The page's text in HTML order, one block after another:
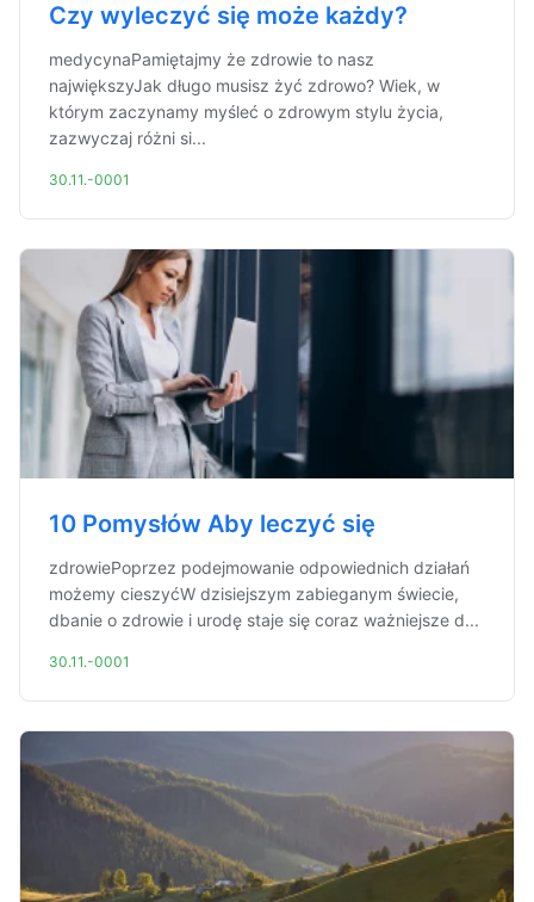
Czy wyleczyć się może każdy?
medycynaPamiętajmy że zdrowie to nasz
największyJak długo musisz żyć zdrowo? Wiek, w
którym zaczynamy myśleć o zdrowym stylu życia,
zazwyczaj różni si...
30.11.-0001
10 Pomysłów Aby leczyć się
zdrowiePoprzez podejmowanie odpowiednich działań
możemy cieszyćW dzisiejszym zabieganym świecie,
dbanie o zdrowie i urodę staje się coraz ważniejsze d...
30.11.-0001